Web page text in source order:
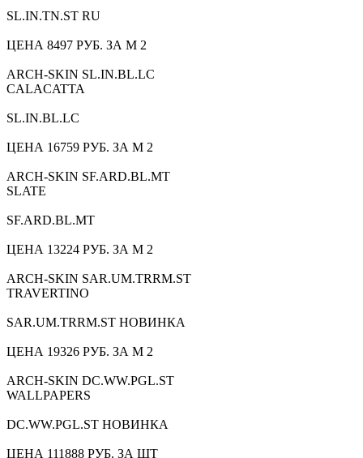
SL.IN.TN.ST RU
ЦЕНА 8497 РУБ. ЗА М 2
ARCH-SKIN SL.IN.BL.LC
CALACATTA
SL.IN.BL.LC
ЦЕНА 16759 РУБ. ЗА М 2
ARCH-SKIN SF.ARD.BL.MT
SLATE
SF.ARD.BL.MT
ЦЕНА 13224 РУБ. ЗА М 2
ARCH-SKIN SAR.UM.TRRM.ST
TRAVERTINO
SAR.UM.TRRM.ST НОВИНКА
ЦЕНА 19326 РУБ. ЗА М 2
ARCH-SKIN DC.WW.PGL.ST
WALLPAPERS
DC.WW.PGL.ST НОВИНКА
ЦЕНА 111888 РУБ. ЗА ШТ